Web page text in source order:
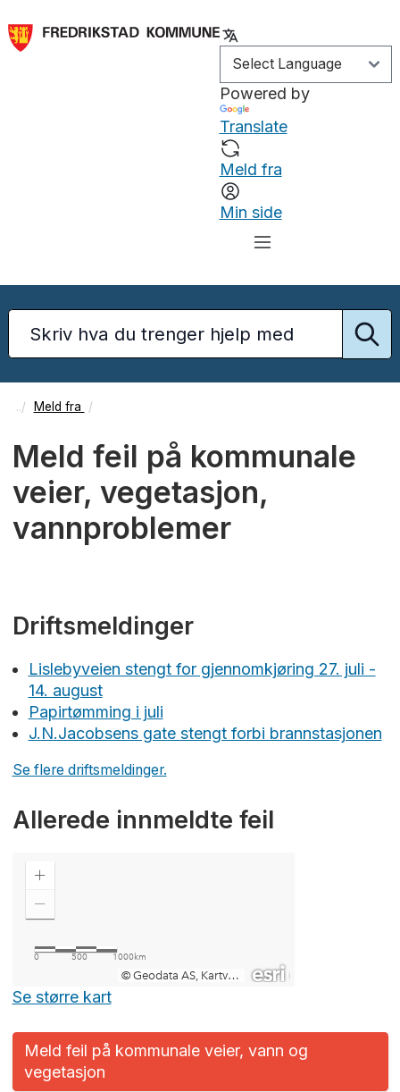
Powered by
Translate
Meld fra
Min side
Meld fra
Meld feil på kommunale
veier, vegetasjon,
vannproblemer
Driftsmeldinger
Lislebyveien stengt for gjennomkjøring 27. juli -
14. august
Papirtømming i juli
J.N.Jacobsens gate stengt forbi brannstasjonen
Se flere driftsmeldinger.
Allerede innmeldte feil
Se større kart
Meld feil på kommunale veier, vann og
vegetasjon